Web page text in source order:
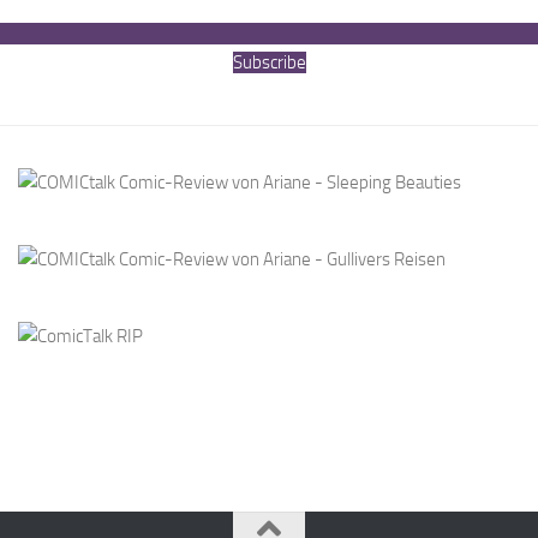
Subscribe